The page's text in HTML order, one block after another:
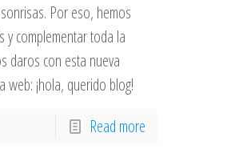
Por eso, hemos
y complementar toda la
daros con esta nueva
web: ¡hola, querido blog!
Read more